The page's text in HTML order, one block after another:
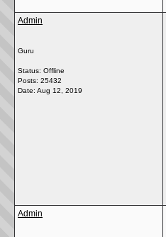
Admin
Guru
Status: Offline
Posts: 25432
Date: Aug 12, 2019
Admin